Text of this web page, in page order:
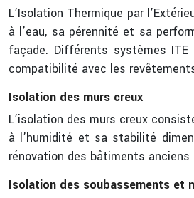
L’Isolation Thermique par
à l’eau, sa pérennité et sa
façade. Différents systèmes
compatibilité avec les
Isolation des murs creux
L’isolation des murs creux
à l’humidité et sa stabilité
rénovation des bâtiments
Isolation des soubassements et